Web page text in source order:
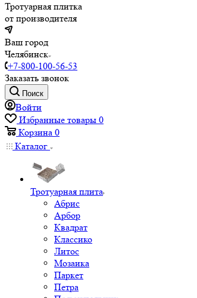
Тротуарная плитка
от производителя
Ваш город
Челябинск
+7-800-100-56-53
Заказать звонок
Поиск
Войти
Избранные товары 0
Корзина 0
Каталог
Тротуарная плита
Абрис
Арбор
Квадрат
Классико
Литос
Мозаика
Паркет
Петра